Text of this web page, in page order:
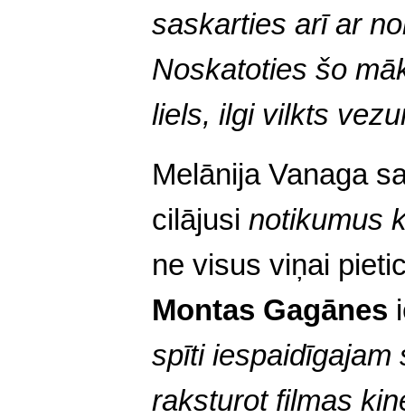
saskarties arī ar
Noskatoties šo
liels, ilgi vilkts
Melānija Vanaga
cilājusi notikumus
ne visus viņai
Montas Gagānes
spīti iespaidīgajam
raksturot filmas